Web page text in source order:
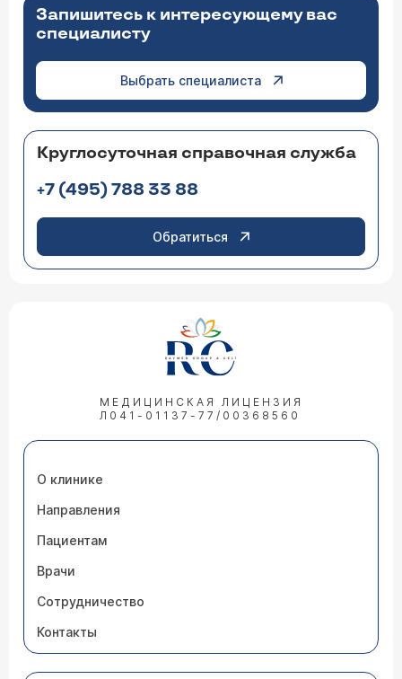
Запишитесь к интересующему вас
специалисту
Выбрать специалиста
Круглосуточная справочная служба
+7 (495) 788 33 88
Обратиться
МЕДИЦИНСКАЯ ЛИЦЕНЗИЯ
Л041-01137-77/00368560
О клинике
Направления
Пациентам
Врачи
Сотрудничество
Контакты